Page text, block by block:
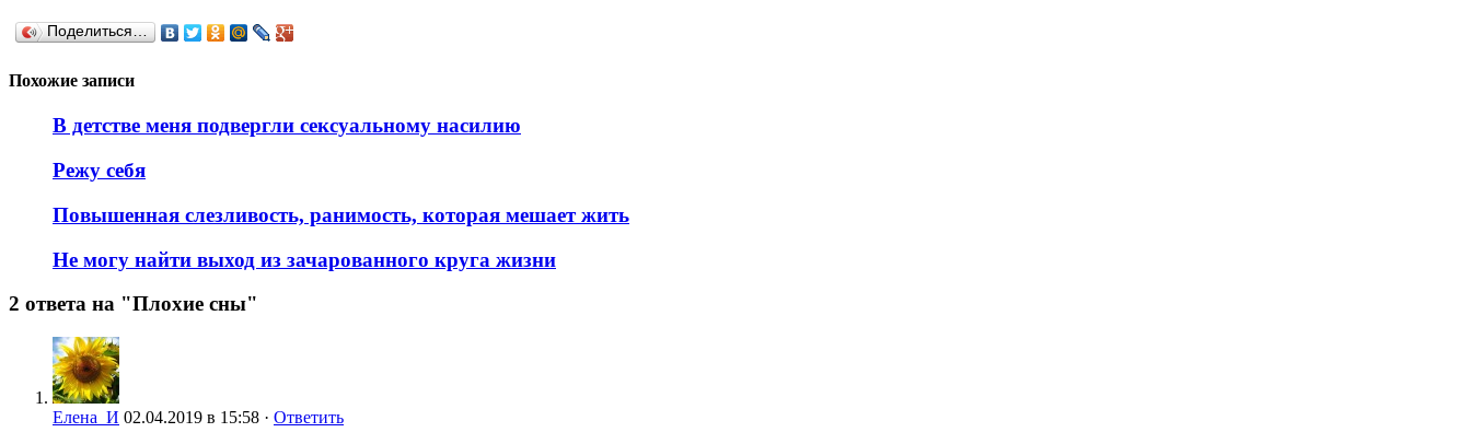
Поделиться…
Похожие записи
В детстве меня подвергли сексуальному насилию
Режу себя
Повышенная слезливость, ранимость, которая мешает жить
Не могу найти выход из зачарованного круга жизни
2 ответа на "Плохие сны"
Елена_И 02.04.2019 в 15:58 · Ответить